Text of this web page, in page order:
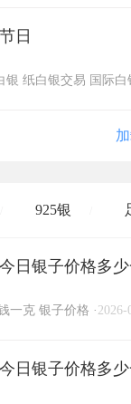
日
银 纸白银交易 国际白
925银
大清银币 /
周大生
/ 潮宏基 /
今日银子价格多
一克 银子价格 · 2026-
今日银子价格多